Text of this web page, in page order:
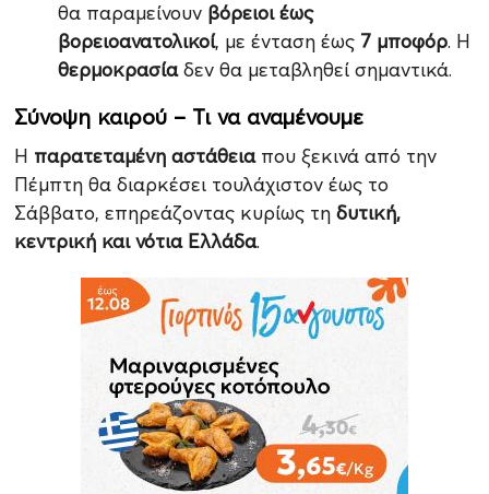
θα παραμείνουν βόρειοι έως
βορειοανατολικοί, με ένταση έως 7 μποφόρ. Η
θερμοκρασίαδεν θα μεταβληθεί σημαντικά.
Σύνοψη καιρού – Τι να αναμένουμε
Η παρατεταμένη αστάθειαπου ξεκινά από την
Πέμπτη θα διαρκέσει τουλάχιστον έως το
Σάββατο, επηρεάζοντας κυρίως τη δυτική,
κεντρική και νότια Ελλάδα.